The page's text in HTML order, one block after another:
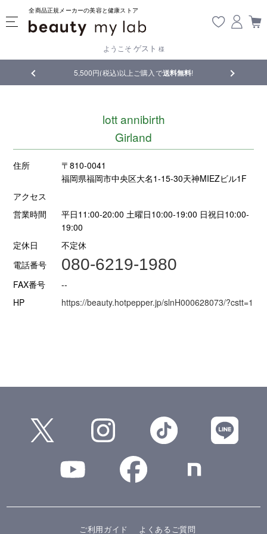
全商品正規メーカーの美容と健康ストア
ようこそ ゲスト 様
5,500円(税込)以上ご購入で送料無料! 【重要】
lott annibirth
Girland
住所
〒810-0041
福岡県福岡市中央区大名1-15-30天神MIEZビル1F
アクセス
営業時間
平日11:00-20:00 土曜日10:00-19:00 日祝日10:00-
19:00
定休日
不定休
電話番号
080-6219-1980
FAX番号
--
HP
https://beauty.hotpepper.jp/slnH000628073/?cstt=1
ご利用ガイド よくあるご質問